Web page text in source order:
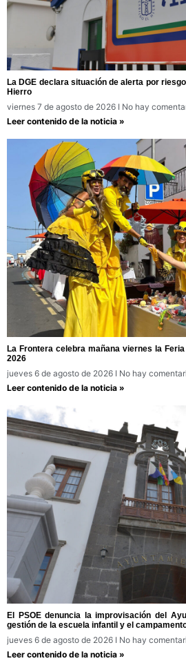
La DGE declara situación de alerta por
Hierro
viernes 7 de agosto de 2026
No hay
Leer contenido de la noticia »
La Frontera celebra mañana viernes la
2026
jueves 6 de agosto de 2026
No hay
Leer contenido de la noticia »
El PSOE denuncia la improvisación del
gestión de la escuela infantil y el
jueves 6 de agosto de 2026
No hay
Leer contenido de la noticia »